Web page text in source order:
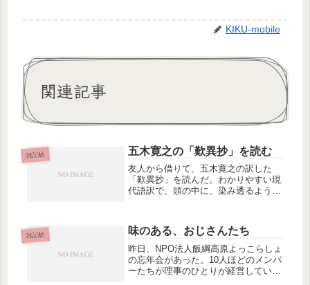
KIKU-mobile
関連記事
雑記帖 五木寛之の「歎異抄」を読む
友人から借りて、五木寛之の訳した
「歎異抄」を読んだ。わかりやすい現
代語訳で、頭の中に、染み透るように
いう原典の有名なフレーズを、「善人
ですら救われるのだ。まして悪人が救
われ...
雑記帖 味のある、おじさんたち
昨日、NPO法人飯綱高原よっこらしょ
の忘年会があった。10人ほどのメンバ
ーたちが理事のひとりが経営している